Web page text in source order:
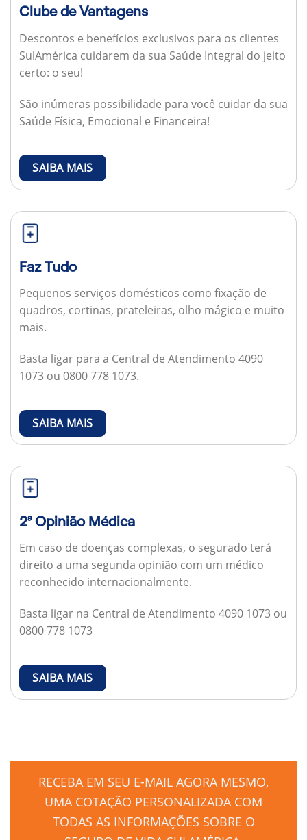
Clube de Vantagens
Descontos e benefícios exclusivos para os clientes
SulAmérica cuidarem da sua Saúde Integral do jeito
certo: o seu!
São inúmeras possibilidade para você cuidar da sua
Saúde Física, Emocional e Financeira!
SAIBA MAIS
Faz Tudo
Pequenos serviços domésticos como fixação de
quadros, cortinas, prateleiras, olho mágico e muito
mais.
Basta ligar para a Central de Atendimento 4090
1073 ou 0800 778 1073.
SAIBA MAIS
2ª Opinião Médica
Em caso de doenças complexas, o segurado terá
direito a uma segunda opinião com um médico
reconhecido internacionalmente.
Basta ligar na Central de Atendimento 4090 1073 ou
0800 778 1073
SAIBA MAIS
RECEBA EM SEU E-MAIL AGORA MESMO,
UMA COTAÇÃO PERSONALIZADA COM
TODAS AS INFORMAÇÕES SOBRE O